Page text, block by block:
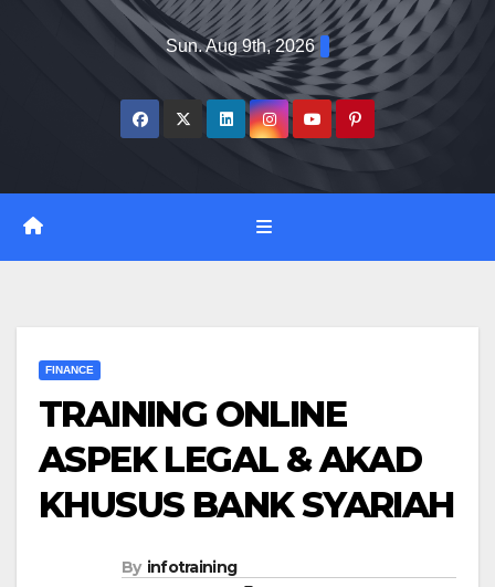
Sun. Aug 9th, 2026
FINANCE
TRAINING ONLINE
ASPEK LEGAL & AKAD
KHUSUS BANK SYARIAH
By infotraining